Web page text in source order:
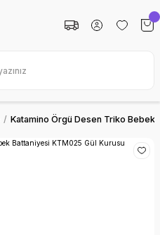
Katamino Örgü Desen Triko Bebek